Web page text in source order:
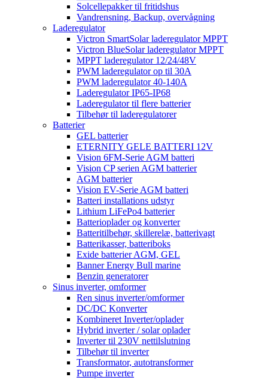
Solcellepakker til fritidshus
Vandrensning, Backup, overvågning
Laderegulator
Victron SmartSolar laderegulator MPPT
Victron BlueSolar laderegulator MPPT
MPPT laderegulator 12/24/48V
PWM laderegulator op til 30A
PWM laderegulator 40-140A
Laderegulator IP65-IP68
Laderegulator til flere batterier
Tilbehør til laderegulatorer
Batterier
GEL batterier
ETERNITY GELE BATTERI 12V
Vision 6FM-Serie AGM batteri
Vision CP serien AGM batterier
AGM batterier
Vision EV-Serie AGM batteri
Batteri installations udstyr
Lithium LiFePo4 batterier
Batterioplader og konverter
Batteritilbehør, skillerelæ, batterivagt
Batterikasser, batteriboks
Exide batterier AGM, GEL
Banner Energy Bull marine
Benzin generatorer
Sinus inverter, omformer
Ren sinus inverter/omformer
DC/DC Konverter
Kombineret Inverter/oplader
Hybrid inverter / solar oplader
Inverter til 230V nettilslutning
Tilbehør til inverter
Transformator, autotransformer
Pumpe inverter